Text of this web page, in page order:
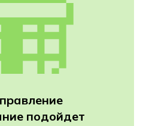
подойдет